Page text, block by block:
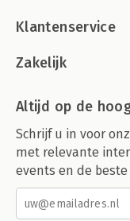
Klantenservice
Zakelijk
Altijd op de
Schrijf u in voor
met relevante
events en de beste